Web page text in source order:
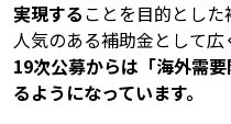
実現することを目的とし
人気のある補助金として広
19次公募からは「海外需
るようになっています。